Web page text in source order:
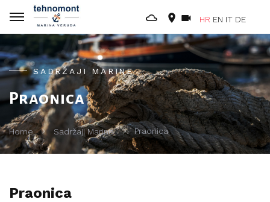
HR EN IT DE
SADRŽAJI MARINE
Praonica
Home Sadržaji Marine Praonica
Praonica